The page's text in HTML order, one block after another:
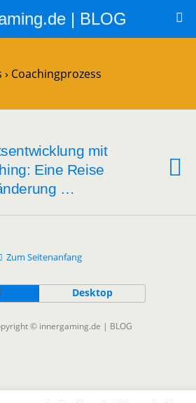
| BLOG
› Coachingprozess
mit
Eine Reise
…
Zum Seitenanfang
Desktop
© innergaming.de | BLOG